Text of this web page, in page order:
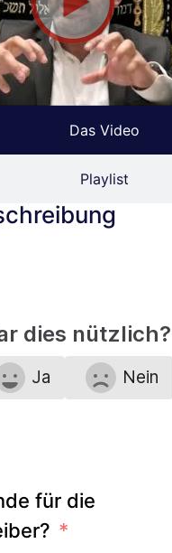
Das Video
Playlist
dies nützlich?
Ja Nein
für die